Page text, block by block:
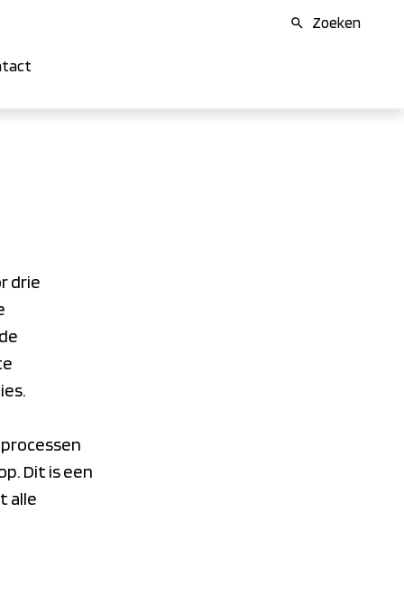
Zoeken
drie
Dit is een
alle